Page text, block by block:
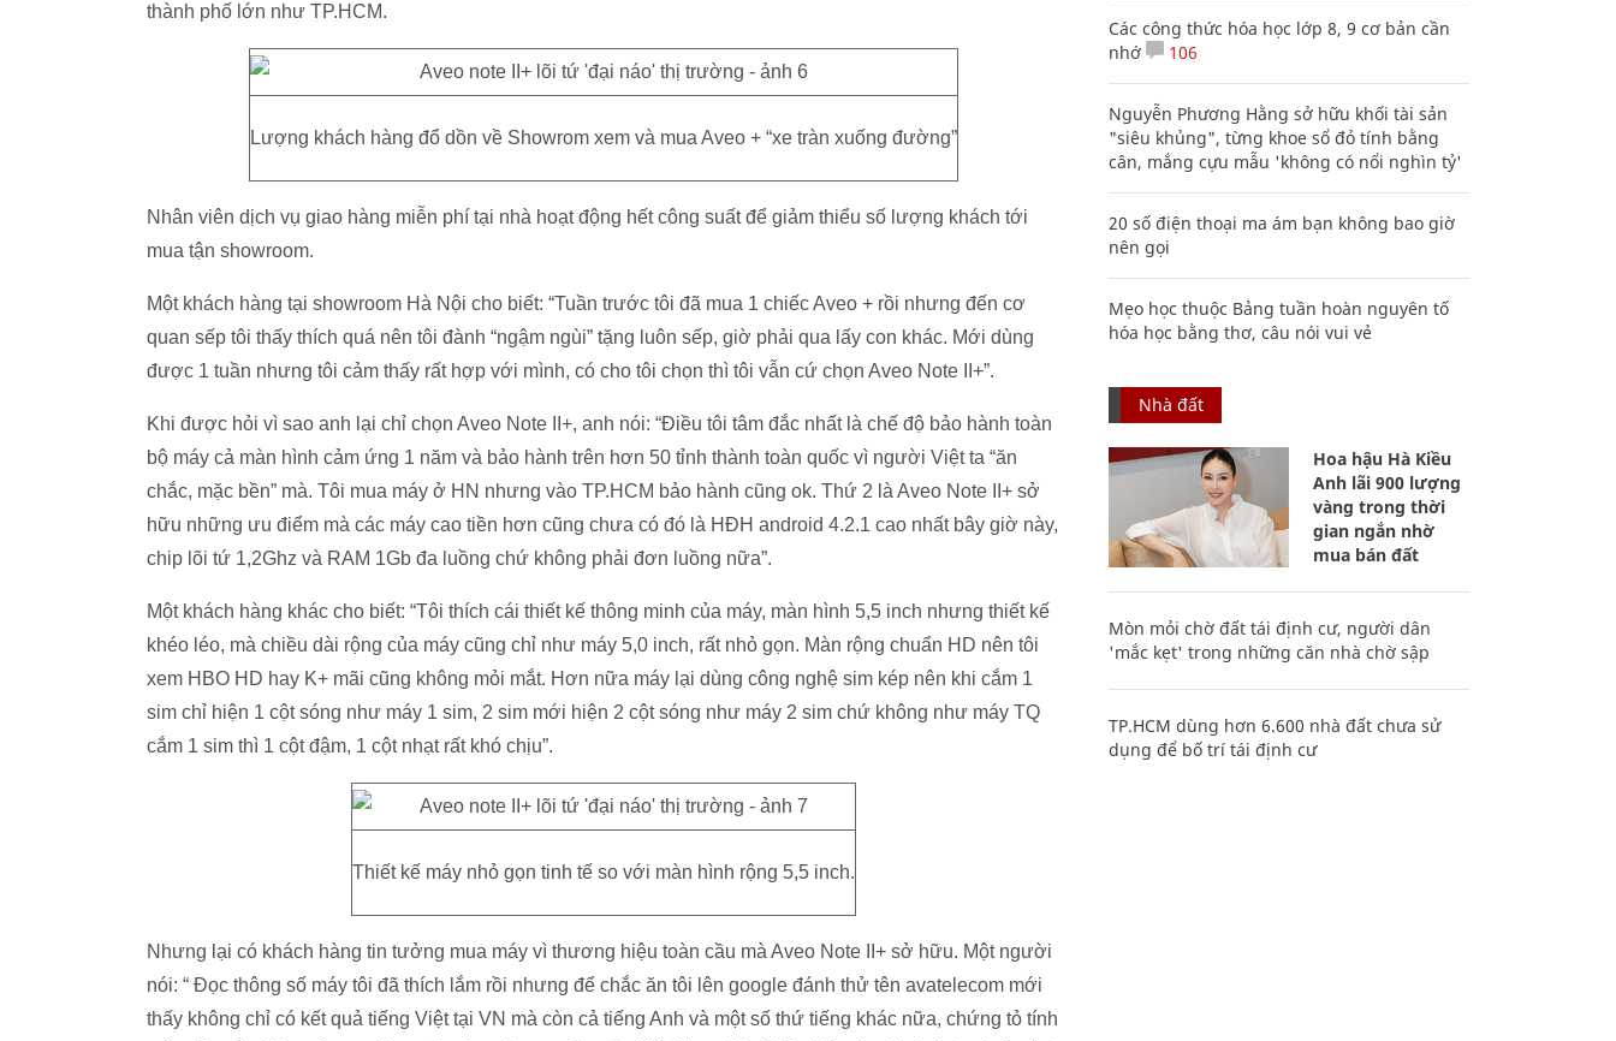
thành phố lớn như TP.HCM.
Lượng khách hàng đổ dồn về Showrom xem và mua Aveo + “xe tràn xuống đường”
Nhân viên dịch vụ giao hàng miễn phí tại nhà hoạt động hết công suất để giảm thiểu số lượng khách tới
mua tận showroom.
Một khách hàng tại showroom Hà Nội cho biết: “Tuần trước tôi đã mua 1 chiếc Aveo + rồi nhưng đến cơ
quan sếp tôi thấy thích quá nên tôi đành “ngậm ngùi” tặng luôn sếp, giờ phải qua lấy con khác. Mới dùng
được 1 tuần nhưng tôi cảm thấy rất hợp với mình, có cho tôi chọn thì tôi vẫn cứ chọn Aveo Note II+”.
Khi được hỏi vì sao anh lại chỉ chọn Aveo Note II+, anh nói: “Điều tôi tâm đắc nhất là chế độ bảo hành toàn
bộ máy cả màn hình cảm ứng 1 năm và bảo hành trên hơn 50 tỉnh thành toàn quốc vì người Việt ta “ăn
chắc, mặc bền” mà. Tôi mua máy ở HN nhưng vào TP.HCM bảo hành cũng ok. Thứ 2 là Aveo Note II+ sở
hữu những ưu điểm mà các máy cao tiền hơn cũng chưa có đó là HĐH android 4.2.1 cao nhất bây giờ này,
chip lõi tứ 1,2Ghz và RAM 1Gb đa luồng chứ không phải đơn luồng nữa”.
Một khách hàng khác cho biết: “Tôi thích cái thiết kế thông minh của máy, màn hình 5,5 inch nhưng thiết kế
khéo léo, mà chiều dài rộng của máy cũng chỉ như máy 5,0 inch, rất nhỏ gọn. Màn rộng chuẩn HD nên tôi
xem HBO HD hay K+ mãi cũng không mỏi mắt. Hơn nữa máy lại dùng công nghệ sim kép nên khi cắm 1
sim chỉ hiện 1 cột sóng như máy 1 sim, 2 sim mới hiện 2 cột sóng như máy 2 sim chứ không như máy TQ
cắm 1 sim thì 1 cột đậm, 1 cột nhạt rất khó chịu”.
Thiết kế máy nhỏ gọn tinh tế so với màn hình rộng 5,5 inch.
Nhưng lại có khách hàng tin tưởng mua máy vì thương hiệu toàn cầu mà Aveo Note II+ sở hữu. Một người
nói: “ Đọc thông số máy tôi đã thích lắm rồi nhưng để chắc ăn tôi lên google đánh thử tên avatelecom mới
thấy không chỉ có kết quả tiếng Việt tại VN mà còn cả tiếng Anh và một số thứ tiếng khác nữa, chứng tỏ tính
Các công thức hóa học lớp 8, 9 cơ bản cần
nhớ
106
Nguyễn Phương Hằng sở hữu khối tài sản
"siêu khủng", từng khoe sổ đỏ tính bằng
cân, mắng cựu mẫu 'không có nổi nghìn tỷ'
20 số điện thoại ma ám bạn không bao giờ
nên gọi
Mẹo học thuộc Bảng tuần hoàn nguyên tố
hóa học bằng thơ, câu nói vui vẻ
Nhà đất
Hoa hậu Hà Kiều
Anh lãi 900 lượng
vàng trong thời
gian ngắn nhờ
mua bán đất
Mòn mỏi chờ đất tái định cư, người dân
'mắc kẹt' trong những căn nhà chờ sập
TP.HCM dùng hơn 6.600 nhà đất chưa sử
dụng để bố trí tái định cư